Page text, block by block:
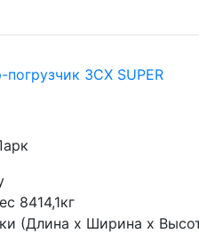
3CX SUPER
8414,1кг
(Длина х Ширина х